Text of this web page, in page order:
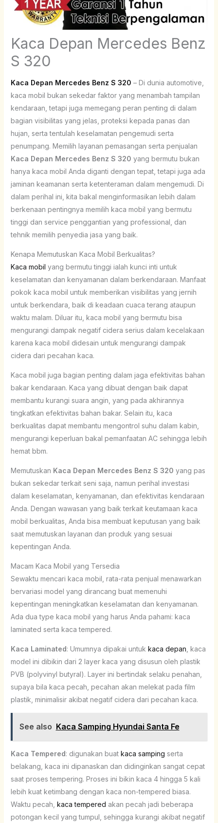
Kaca Depan Mercedes Benz
S 320
Kaca Depan Mercedes Benz S 320 – Di dunia automotive,
kaca mobil bukan sekedar faktor yang menambah tampilan
kendaraan, tetapi juga memegang peran penting di dalam
bagian visibilitas yang jelas, proteksi kepada panas dan
hujan, serta tentulah keselamatan pengemudi serta
penumpang. Memilih layanan pemasangan serta penjualan
Kaca Depan Mercedes Benz S 320 yang bermutu bukan
hanya kaca mobil Anda diganti dengan tepat, tetapi juga ada
jaminan keamanan serta ketenteraman dalam mengemudi. Di
dalam perihal ini, kita bakal menginformasikan lebih dalam
berkenaan pentingnya memilih kaca mobil yang bermutu
tinggi dan service penggantian yang professional, dan
tehnik memilih penyedia jasa yang baik.
Kenapa Memutuskan Kaca Mobil Berkualitas?
Kaca mobil yang bermutu tinggi ialah kunci inti untuk
keselamatan dan kenyamanan dalam berkendaraan. Manfaat
pokok kaca mobil untuk memberikan visibilitas yang jernih
untuk berkendara, baik di keadaan cuaca terang ataupun
waktu malam. Diluar itu, kaca mobil yang bermutu bisa
mengurangi dampak negatif cidera serius dalam kecelakaan
karena kaca mobil didesain untuk mengurangi dampak
cidera dari pecahan kaca.
Kaca mobil juga bagian penting dalam jaga efektivitas bahan
bakar kendaraan. Kaca yang dibuat dengan baik dapat
membantu kurangi suara angin, yang pada akhirannya
tingkatkan efektivitas bahan bakar. Selain itu, kaca
berkualitas dapat membantu mengontrol suhu dalam kabin,
mengurangi keperluan bakal pemanfaatan AC sehingga lebih
hemat bbm.
Memutuskan Kaca Depan Mercedes Benz S 320 yang pas
bukan sekedar terkait seni saja, namun perihal investasi
dalam keselamatan, kenyamanan, dan efektivitas kendaraan
Anda. Dengan wawasan yang baik terkait keutamaan kaca
mobil berkualitas, Anda bisa membuat keputusan yang baik
saat memutuskan layanan dan produk yang sesuai
kepentingan Anda.
Macam Kaca Mobil yang Tersedia
Sewaktu mencari kaca mobil, rata-rata penjual menawarkan
bervariasi model yang dirancang buat memenuhi
kepentingan meningkatkan keselamatan dan kenyamanan.
Ada dua type kaca mobil yang harus Anda pahami: kaca
laminated serta kaca tempered.
Kaca Laminated: Umumnya dipakai untuk kaca depan , kaca
model ini dibikin dari 2 layer kaca yang disusun oleh plastik
PVB (polyvinyl butyral). Layer ini bertindak selaku penahan,
supaya bila kaca pecah, pecahan akan melekat pada film
plastik, minimalisir akibat negatif cidera dari pecahan kaca.
See also Kaca Samping Hyundai Santa Fe
Kaca Tempered: digunakan buat kaca samping serta
belakang, kaca ini dipanaskan dan didinginkan sangat cepat
saat proses tempering. Proses ini bikin kaca 4 hingga 5 kali
lebih kuat ketimbang dengan kaca non-tempered biasa.
Waktu pecah, kaca tempered akan pecah jadi beberapa
potongan kecil yang tumpul, sehingga kurangi akibat negatif